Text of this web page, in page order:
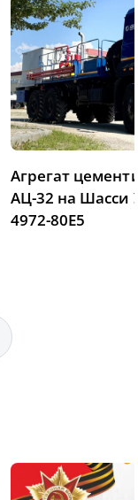
Агрегат
АЦ-32 на Шасси
4972-80Е5